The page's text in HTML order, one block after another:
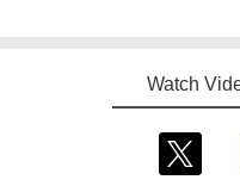
Watch